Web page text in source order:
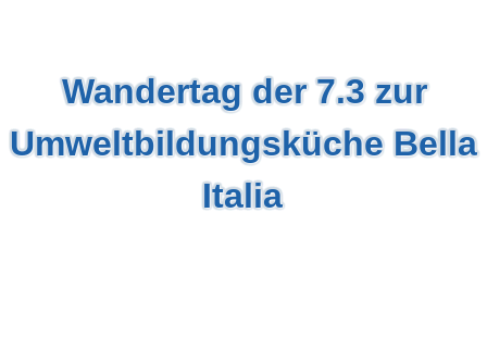
Wandertag der 7.3 zur
Umweltbildungsküche Bella
Italia